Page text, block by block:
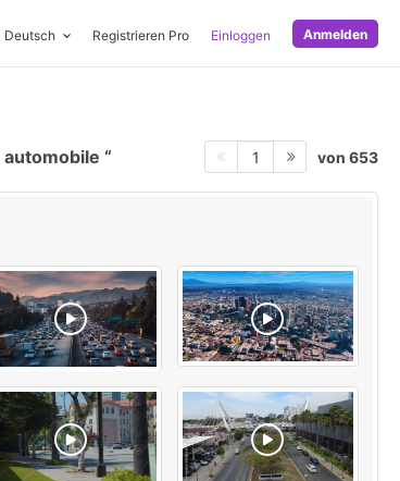
Deutsch Registrieren Pro Einloggen Anmelden
1 von 653